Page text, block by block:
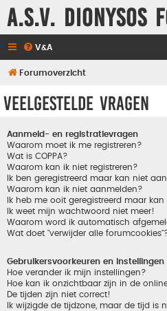
A.S.V. Dionysos
V&A
Forumoverzicht
Veelgestelde vragen
Aanmeld- en registratievragen
Waarom moet ik me registreren?
Wat is COPPA?
Waarom kan ik niet registreren?
Ik ben geregistreerd maar kan niet
Waarom kan ik niet aanmelden?
Ik heb me ooit geregistreerd maar
Ik weet mijn wachtwoord niet meer!
Waarom word ik automatisch
Wat doet "verwijder alle
Gebruikersvoorkeuren en instellingen
Hoe verander ik mijn instellingen?
Hoe kan ik onzichtbaar zijn in de
De tijden zijn niet correct!
Ik wijzigde de tijdzone, maar de tijd is